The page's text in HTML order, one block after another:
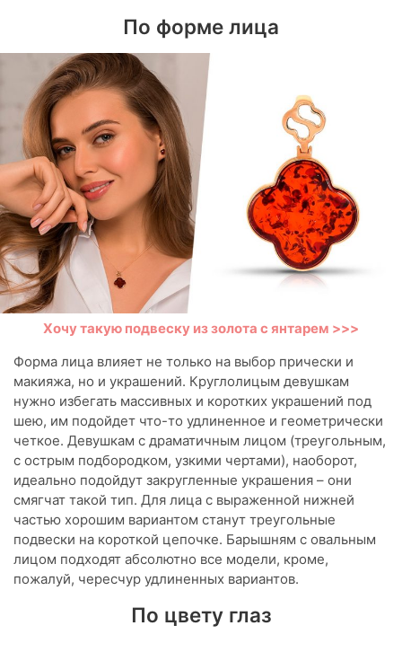
По форме лица
Хочу такую подвеску из золота с янтарем >>>
Форма лица влияет не только на выбор прически и
макияжа, но и украшений. Круглолицым девушкам
нужно избегать массивных и коротких украшений под
шею, им подойдет что-то удлиненное и геометрически
четкое. Девушкам с драматичным лицом (треугольным,
с острым подбородком, узкими чертами), наоборот,
идеально подойдут закругленные украшения – они
смягчат такой тип. Для лица с выраженной нижней
частью хорошим вариантом станут треугольные
подвески на короткой цепочке. Барышням с овальным
лицом подходят абсолютно все модели, кроме,
пожалуй, чересчур удлиненных вариантов.
По цвету глаз